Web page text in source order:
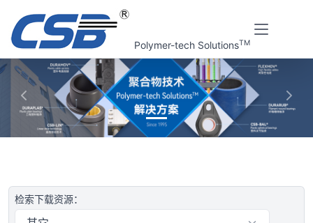
Polymer-tech SolutionsTM
上一张 下一
检索下载资源：